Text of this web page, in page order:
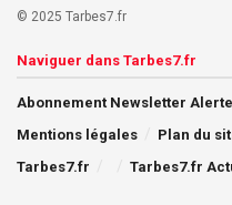
© 2025 Tarbes7.fr
Naviguer dans Tarbes7.fr
Abonnement Newsletter Alerte
Mentions légales
Plan du
Tarbes7.fr
Tarbes7.fr